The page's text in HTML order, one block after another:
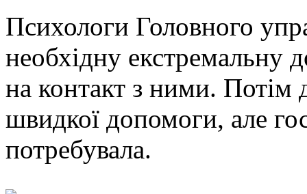
Психологи Головного
необхідну екстремальну
на контакт з ними. Потім
швидкої допомоги, але
потребувала.